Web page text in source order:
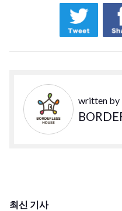
written by
최신 기사